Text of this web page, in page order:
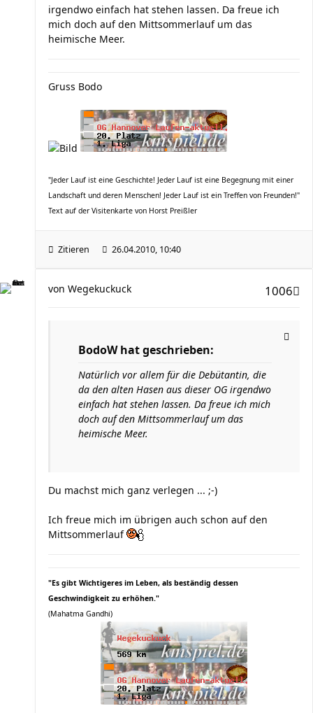
irgendwo einfach hat stehen lassen. Da freue ich
mich doch auf den Mittsommerlauf um das
heimische Meer.
Gruss Bodo
"Jeder Lauf ist eine Geschichte! Jeder Lauf ist eine Begegnung mit einer
Landschaft und deren Menschen! Jeder Lauf ist ein Treffen von Freunden!"
Text auf der Visitenkarte von Horst Preißler
Zitieren 26.04.2010, 10:40
1006
von Wegekuckuck
BodoW hat geschrieben:
Natürlich vor allem für die Debütantin, die
da den alten Hasen aus dieser OG irgendwo
einfach hat stehen lassen. Da freue ich mich
doch auf den Mittsommerlauf um das
heimische Meer.
Du machst mich ganz verlegen ... ;-)
Ich freue mich im übrigen auch schon auf den
Mittsommerlauf
"Es gibt Wichtigeres im Leben, als beständig dessen
Geschwindigkeit zu erhöhen."
(Mahatma Gandhi)